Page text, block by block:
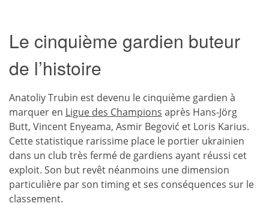
Le cinquième gardien buteur
de l’histoire
Anatoliy Trubin est devenu le cinquième gardien à
marquer en Ligue des Champions après Hans-Jörg
Butt, Vincent Enyeama, Asmir Begović et Loris Karius.
Cette statistique rarissime place le portier ukrainien
dans un club très fermé de gardiens ayant réussi cet
exploit. Son but revêt néanmoins une dimension
particulière par son timing et ses conséquences sur le
classement.